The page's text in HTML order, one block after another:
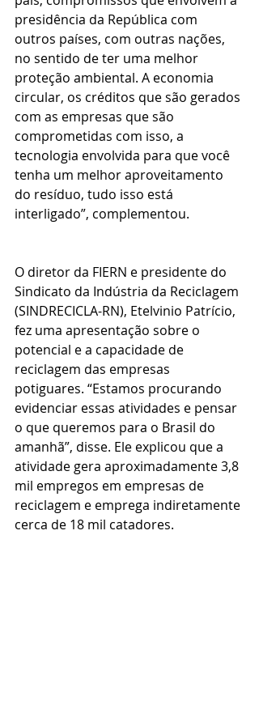
presidência da República com
outros países, com outras nações,
no sentido de ter uma melhor
proteção ambiental. A economia
circular, os créditos que são gerados
com as empresas que são
comprometidas com isso, a
tecnologia envolvida para que você
tenha um melhor aproveitamento
do resíduo, tudo isso está
interligado”, complementou.
O diretor da FIERN e presidente do
Sindicato da Indústria da Reciclagem
(SINDRECICLA-RN), Etelvinio Patrício,
fez uma apresentação sobre o
potencial e a capacidade de
reciclagem das empresas
potiguares. “Estamos procurando
evidenciar essas atividades e pensar
o que queremos para o Brasil do
amanhã”, disse. Ele explicou que a
atividade gera aproximadamente 3,8
mil empregos em empresas de
reciclagem e emprega indiretamente
cerca de 18 mil catadores.